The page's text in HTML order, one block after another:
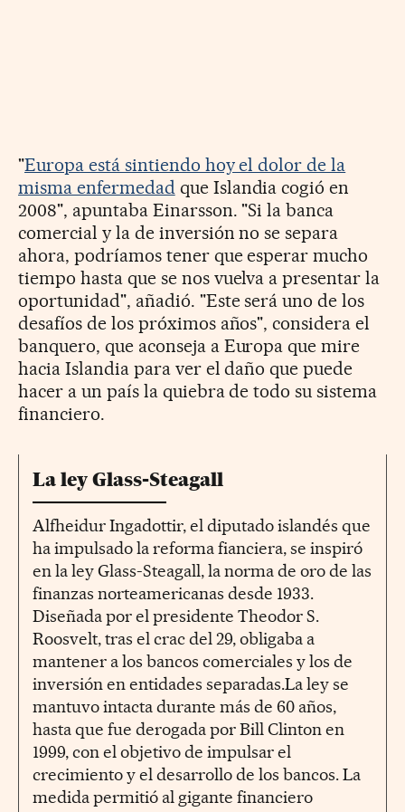
"Europa está sintiendo hoy el dolor de la
misma enfermedad que Islandia cogió en
2008", apuntaba Einarsson. "Si la banca
comercial y la de inversión no se separa
ahora, podríamos tener que esperar mucho
tiempo hasta que se nos vuelva a presentar la
oportunidad", añadió. "Este será uno de los
desafíos de los próximos años", considera el
banquero, que aconseja a Europa que mire
hacia Islandia para ver el daño que puede
hacer a un país la quiebra de todo su sistema
financiero.
La ley Glass-Steagall
Alfheidur Ingadottir, el diputado islandés que
ha impulsado la reforma fianciera, se inspiró
en la ley Glass-Steagall, la norma de oro de las
finanzas norteamericanas desde 1933.
Diseñada por el presidente Theodor S.
Roosvelt, tras el crac del 29, obligaba a
mantener a los bancos comerciales y los de
inversión en entidades separadas.La ley se
mantuvo intacta durante más de 60 años,
hasta que fue derogada por Bill Clinton en
1999, con el objetivo de impulsar el
crecimiento y el desarrollo de los bancos. La
medida permitió al gigante financiero